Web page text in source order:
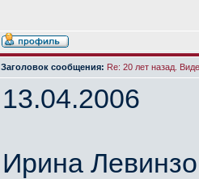
Заголовок сообщения: Re: 20 лет назад.
13.04.2006
Ирина